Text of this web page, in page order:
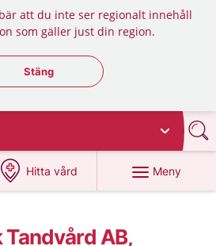
att du inte ser regionalt innehåll
som gäller just din region.
Stäng regionsväljaren
Stäng
Hitta vård
på 1177.se
Meny
AB,